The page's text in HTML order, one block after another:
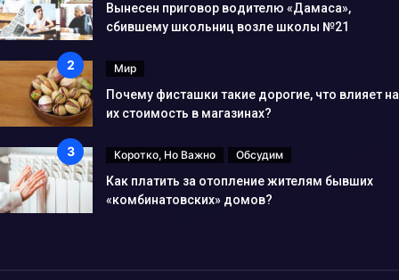
Вынесен приговор водителю «Дамаса»,
сбившему школьниц возле школы №21
Мир
Почему фисташки такие дорогие, что влияет на
их стоимость в магазинах?
Коротко, Но Важно Обсудим
Как платить за отопление жителям бывших
«комбинатовских» домов?